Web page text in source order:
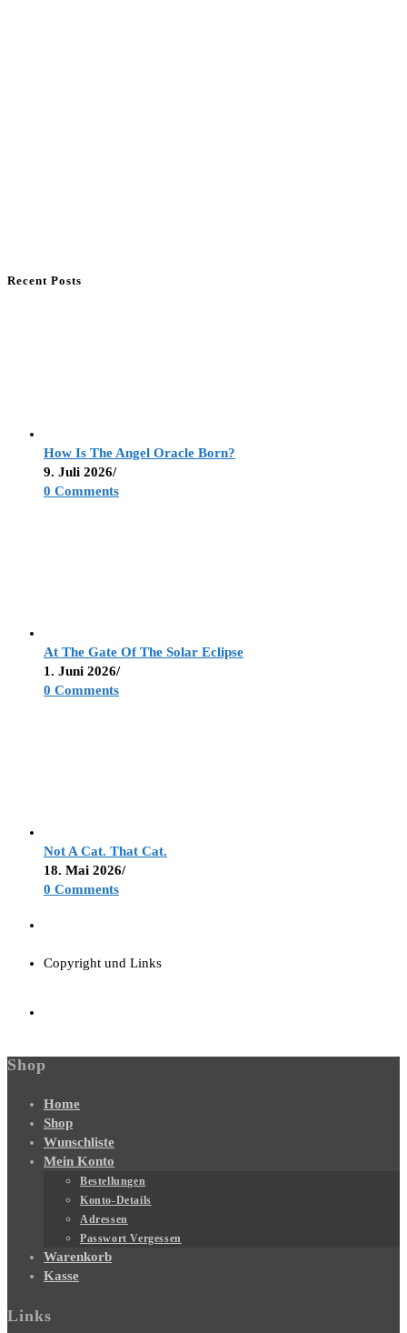
Recent Posts
How Is The Angel Oracle Born?
9. Juli 2026/
0 Comments
At The Gate Of The Solar Eclipse
1. Juni 2026/
0 Comments
Not A Cat. That Cat.
18. Mai 2026/
0 Comments
Copyright und Links
Shop
Home
Shop
Wunschliste
Mein Konto
Bestellungen
Konto-Details
Adressen
Passwort Vergessen
Warenkorb
Kasse
Links